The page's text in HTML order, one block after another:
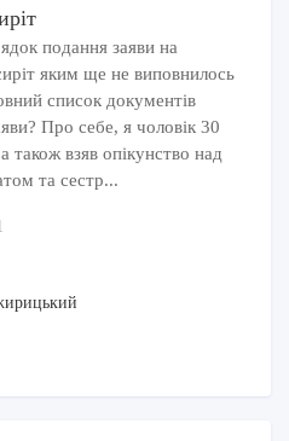
подання заяви на
яким ще не виповнилось
список документів
Про себе, я чоловік 30
також взяв опікунство над
та сестр...